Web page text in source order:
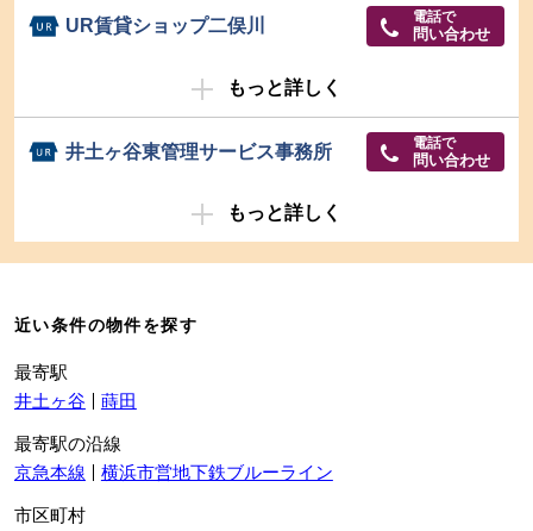
UR賃貸ショップ二俣川 電話で
問い合わせ
もっと詳しく
井土ヶ谷東管理サービス事務所 電話で
問い合わせ
もっと詳しく
近い条件の物件を探す
最寄駅
井土ヶ谷
蒔田
最寄駅の沿線
京急本線
横浜市営地下鉄ブルーライン
市区町村